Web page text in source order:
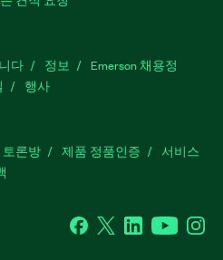
다 정보
Emerson 채용정
행사
토론방 제품 정품인증
서비스
Facebook
TwitterLinkedIn